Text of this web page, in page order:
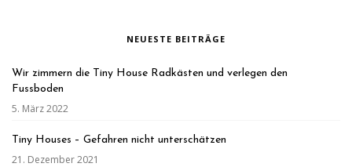
NEUESTE BEITRÄGE
Wir zimmern die Tiny House Radkästen und verlegen den
Fussboden
5. März 2022
Tiny Houses – Gefahren nicht unterschätzen
21. Dezember 2021